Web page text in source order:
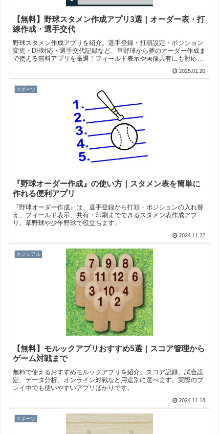
【無料】野球スタメン作成アプリ3選｜オーダー表・打
線作成・選手交代
野球スタメン作成アプリを紹介。選手登録・打順設定・ポジション
変更・DH対応・選手交代記録など、草野球から夢のオーダー作成ま
で使える無料アプリを厳選！フィールド表示や画像共有にも対応
2025.01.20
スポーツ
『野球オーダー作成』の使い方｜スタメン表を簡単に
作れる便利アプリ
『野球オーダー作成』は、選手登録から打順・ポジションの入れ替
え、フィールド表示、共有・印刷までできるスタメン表作成アプ
リ。草野球や少年野球で役立ちます。
2024.11.22
カジュアル
【無料】モルックアプリおすすめ5選｜スコア管理から
ゲーム対戦まで
無料で使えるおすすめモルックアプリを紹介。スコア記録、試合設
定、データ分析、オンライン対戦など用途別に選べます。実際のプ
レイ中でも使いやすいアプリばかりです。
2024.11.18
スポーツ